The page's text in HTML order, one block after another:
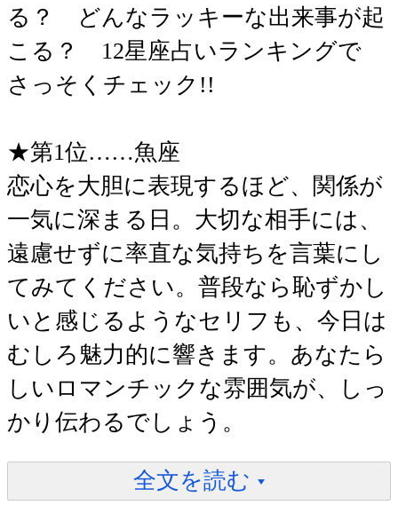
る？ どんなラッキーな出来事が起
こる？ 12星座占いランキングで
さっそくチェック!!
★第1位……魚座
恋心を大胆に表現するほど、関係が
一気に深まる日。大切な相手には、
遠慮せずに率直な気持ちを言葉にし
てみてください。普段なら恥ずかし
いと感じるようなセリフも、今日は
むしろ魅力的に響きます。あなたら
しいロマンチックな雰囲気が、しっ
かり伝わるでしょう。
全文を読む